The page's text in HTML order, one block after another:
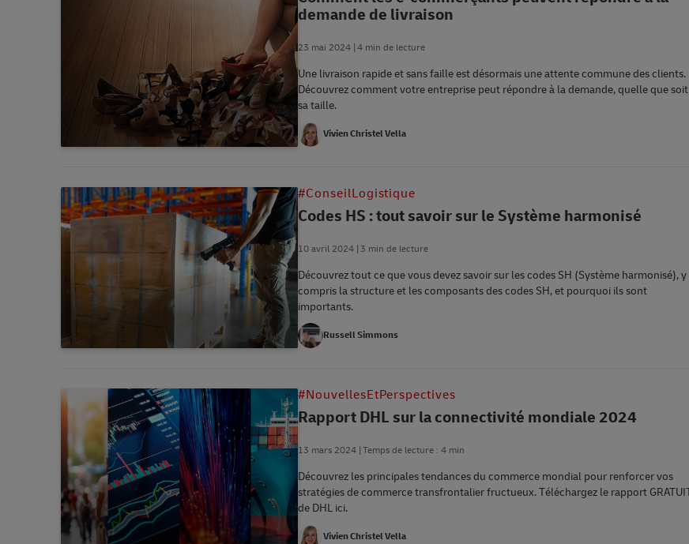
demande de livraison
23 mai 2024 4 min de lecture
Une livraison rapide et sans faille est désormais une attente commune des clients.
Découvrez comment votre entreprise peut répondre à la demande, quelle que soit
sa taille.
Vivien Christel Vella
#ConseilLogistique
Codes HS : tout savoir sur le Système harmonisé
10 avril 2024 3 min de lecture
Découvrez tout ce que vous devez savoir sur les codes SH (Système harmonisé), y
compris la structure et les composants des codes SH, et pourquoi ils sont
importants.
Russell Simmons
#NouvellesEtPerspectives
Rapport DHL sur la connectivité mondiale 2024
13 mars 2024 Temps de lecture : 4 min
Découvrez les principales tendances du commerce mondial pour renforcer vos
stratégies de commerce transfrontalier fructueux. Téléchargez le rapport GRATUIT
de DHL ici.
Vivien Christel Vella